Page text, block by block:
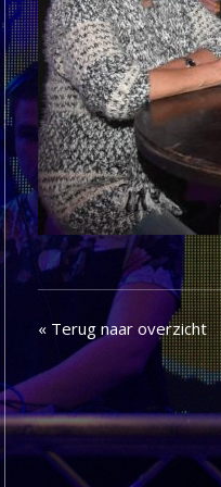
« Terug naar overzicht